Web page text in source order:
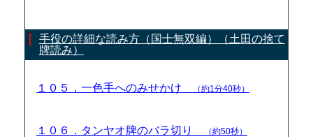
手役の詳細な読み方（国士無双編）（土田の捨て
牌読み）
１０５．一色手へのみせかけ （約1分40秒）
１０６．タンヤオ牌のバラ切り （約50秒）